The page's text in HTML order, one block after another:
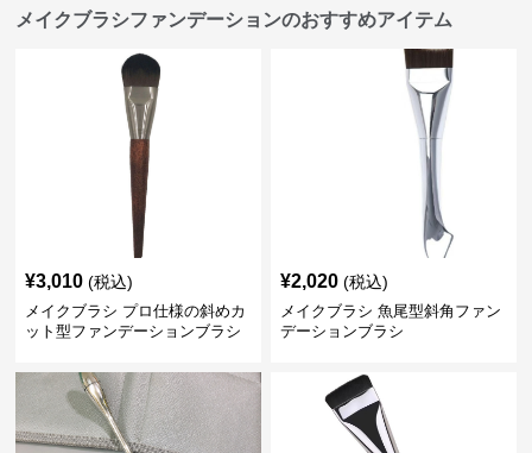
メイクブラシファンデーションのおすすめアイテム
¥3,010 (税込)
メイクブラシ プロ仕様の斜めカ
ット型ファンデーションブラシ
¥2,020 (税込)
メイクブラシ 魚尾型斜角ファン
デーションブラシ